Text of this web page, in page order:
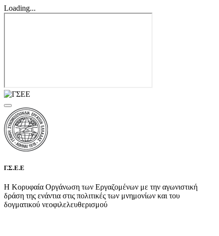
Loading...
Γ.Σ.Ε.Ε
Η Κορυφαία Οργάνωση των Εργαζομένων με την αγωνιστική
δράση της ενάντια στις πολιτικές των μνημονίων και του
δογματικού νεοφιλελευθερισμού